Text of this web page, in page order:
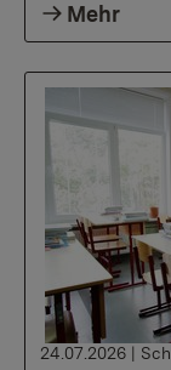
Mehr
24.07.2026 |